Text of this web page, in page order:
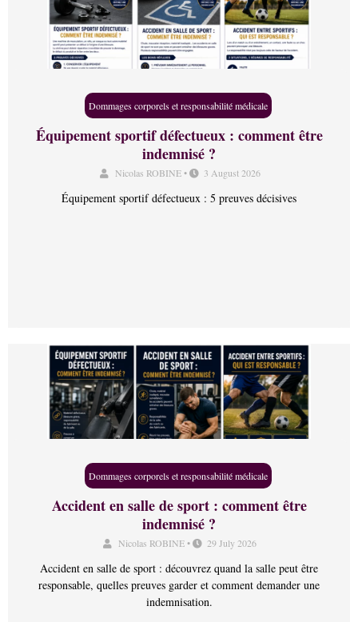
Dommages corporels et responsabilité médicale
Équipement sportif défectueux : comment être
indemnisé ?
Nicolas ROBINE • 3 August 2026
Équipement sportif défectueux : 5 preuves décisives
Dommages corporels et responsabilité médicale
Accident en salle de sport : comment être
indemnisé ?
Nicolas ROBINE• 29 July 2026
Accident en salle de sport : découvrez quand la salle peut être
responsable, quelles preuves garder et comment demander une
indemnisation.